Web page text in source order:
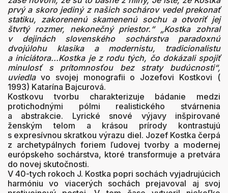
prvý a skoro jediný z našich sochárov vedel prekonať
statiku, zakorenenú skamenenú sochu a otvoriť jej
štvrtý rozmer, nekonečný priestor.“ „Kostka zohral
v dejinách slovenského sochárstva paradoxnú
dvojúlohu klasika a modernistu, tradicionalistu
a iniciátora...Kostka je z rodu tých, čo dokázali spojiť
minulosť s prítomnosťou bez straty budúcnosti“,
uviedlavo svojej monografii o Jozefovi Kostkovi (
1993) Katarína Bajcurová.
Kostkovu tvorbu charakterizuje bádanie medzi
protichodnými pólmi realistického stvárnenia
a abstrakcie. Lyrické snové výjavy inšpirované
ženským telom a krásou prírody kontrastujú
s expresívnou skratkou výrazu diel. Jozef Kostka čerpá
z archetypálnych foriem ľudovej tvorby a modernej
európskeho sochárstva, ktoré transformuje a pretvára
do novej skutočnosti.
V 40-tych rokoch J. Kostka popri sochách vyjadrujúcich
harmóniu vo viacerých sochách prejavoval aj svoj